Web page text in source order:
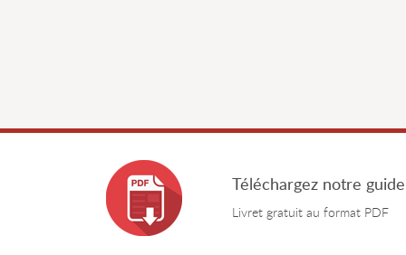
Téléchargez notre
Livret gratuit au format PDF